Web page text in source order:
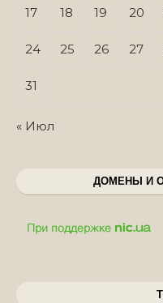
17 18 19 20
24 25 26 27
31
« Июл
ДОМЕНЫ И